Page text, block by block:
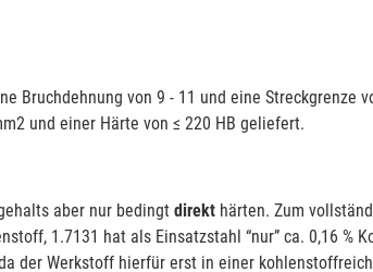
Bruchdehnung von 9 - 11 und eine Streckgrenze
und einer Härte von ≤ 220 HB geliefert.
aber nur bedingtdirekt härten. Zum
1.7131 hat als Einsatzstahl “nur” ca. 0,16 %
der Werkstoff hierfür erst in einer